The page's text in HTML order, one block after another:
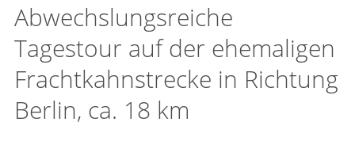
Abwechslungsreiche
Tagestour auf der ehemaligen
Frachtkahnstrecke in Richtung
Berlin, ca. 18 km